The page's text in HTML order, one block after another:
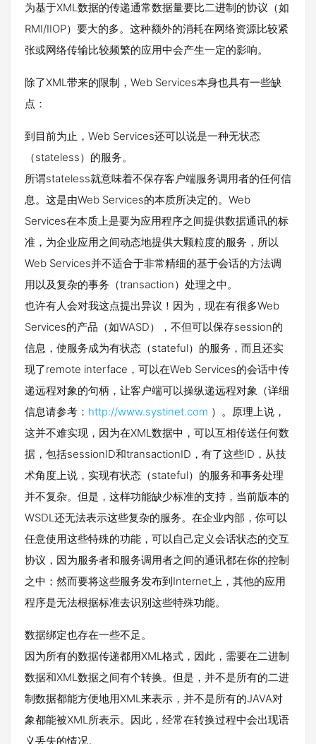
为基于XML数据的传递通常数据量要比二进制的协议（如
RMI/IIOP）要大的多。这种额外的消耗在网络资源比较紧
张或网络传输比较频繁的应用中会产生一定的影响。
除了XML带来的限制，Web Services本身也具有一些缺
点：
到目前为止，Web Services还可以说是一种无状态
（stateless）的服务。
所谓stateless就意味着不保存客户端服务调用者的任何信
息。这是由Web Services的本质所决定的。Web
Services在本质上是要为应用程序之间提供数据通讯的标
准，为企业应用之间动态地提供大颗粒度的服务，所以
Web Services并不适合于非常精细的基于会话的方法调
用以及复杂的事务（transaction）处理之中。
也许有人会对我这点提出异议！因为，现在有很多Web
Services的产品（如WASD），不但可以保存session的
信息，使服务成为有状态（stateful）的服务，而且还实
现了remote interface，可以在Web Services的会话中传
递远程对象的句柄，让客户端可以操纵递远程对象（详细
信息请参考： http://www.systinet.com ）。原理上说，
这并不难实现，因为在XML数据中，可以互相传送任何数
据，包括sessionID和transactionID，有了这些ID，从技
术角度上说，实现有状态（stateful）的服务和事务处理
并不复杂。但是，这样功能缺少标准的支持，当前版本的
WSDL还无法表示这些复杂的服务。在企业内部，你可以
任意使用这些特殊的功能，可以自己定义会话状态的交互
协议，因为服务者和服务调用者之间的通讯都在你的控制
之中；然而要将这些服务发布到Internet上，其他的应用
程序是无法根据标准去识别这些特殊功能。
数据绑定也存在一些不足。
因为所有的数据传递都用XML格式，因此，需要在二进制
数据和XML数据之间有个转换。但是，并不是所有的二进
制数据都能方便地用XML来表示，并不是所有的JAVA对
象都能被XML所表示。因此，经常在转换过程中会出现语
义丢失的情况。